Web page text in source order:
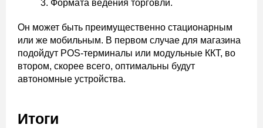
Формата ведения торговли.
Он может быть преимущественно стационарным
или же мобильным. В первом случае для магазина
подойдут POS-терминалы или модульные ККТ, во
втором, скорее всего, оптимальны будут
автономные устройства.
Итоги